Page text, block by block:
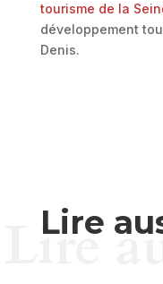
tourisme de la
développement
Denis.
Lire
Lire